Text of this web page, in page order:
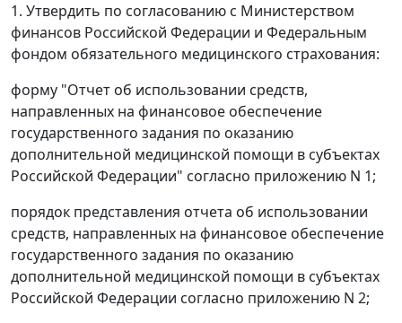
1. Утвердить по согласованию с Министерством
финансов Российской Федерации и Федеральным
фондом обязательного медицинского страхования:
форму "Отчет об использовании средств,
направленных на финансовое обеспечение
государственного задания по оказанию
дополнительной медицинской помощи в субъектах
Российской Федерации" согласно приложению N 1;
порядок представления отчета об использовании
средств, направленных на финансовое обеспечение
государственного задания по оказанию
дополнительной медицинской помощи в субъектах
Российской Федерации согласно приложению N 2;